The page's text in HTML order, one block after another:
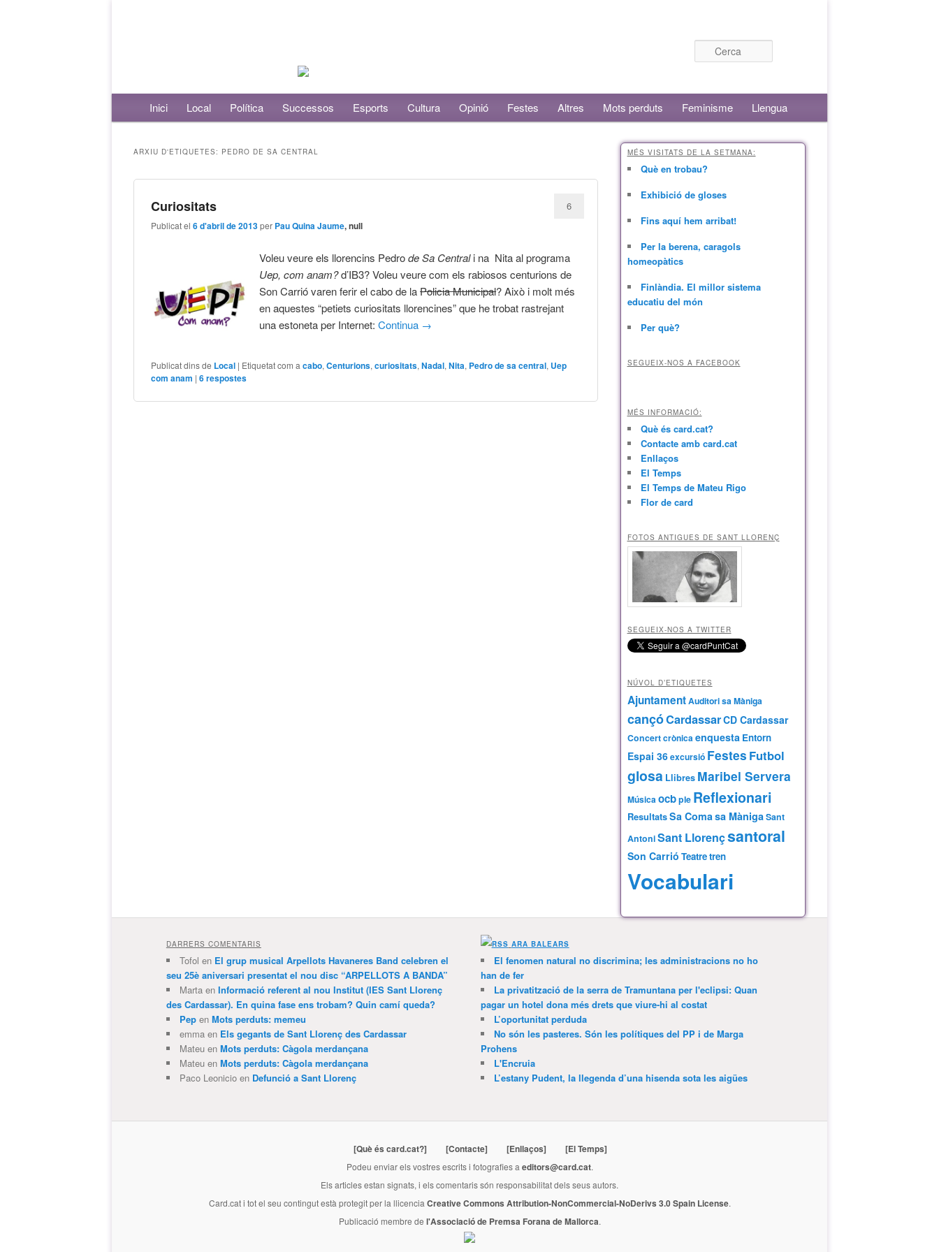
Menú principalAneu al contingut principal
Aneu al contingut secundari
Inici Local Política Successos Esports Cultura Opinió Festes Altres Mots perduts Feminisme Llengua
ARXIU D'ETIQUETES: PEDRO DE SA CENTRAL
Curiositats
Publicat el6 d'abril de 2013per Pau Quina Jaume, null
6
Voleu veure els llorencins Pedrode Sa Centrali na Nita al programa
Uep, com anam?d’IB3? Voleu veure com els rabiosos centurions de
Son Carrió varen ferir el cabo de laPolicia Municipal? Això i molt més
en aquestes “petiets curiositats llorencines” que he trobat rastrejant
una estoneta per Internet:Continua →
Publicat dins de Local | Etiquetat com a cabo,Centurions,curiositats,Nadal,Nita, Pedro de sa central, Uep
com anam |6respostes
MÉS VISITATS DE LA SETMANA:
Què en trobau?
Exhibició de gloses
Fins aquí hem arribat!
Per la berena, caragols
homeopàtics
Finlàndia. El millor sistema
educatiu del món
Per què?
SEGUEIX-NOS A FACEBOOK
MÉS INFORMACIÓ:
Què és card.cat?
Contacte amb card.cat
Enllaços
El Temps
El Temps de Mateu Rigo
Flor de card
FOTOS ANTIGUES DE SANT LLORENÇ
SEGUEIX-NOS A TWITTER
NÚVOL D’ETIQUETES
AjuntamentAuditori sa Màniga
cançóCardassarCD Cardassar
Concertcrònicaenquesta Entorn
Espai 36excursió Festes Futbol
glosa Llibres Maribel Servera
Músicaocbple Reflexionari
ResultatsSa Comasa MànigaSant
AntoniSant Llorençsantoral
Son Carrió Teatretren
Vocabulari
DARRERS COMENTARIS
Tofol en El grup musical Arpellots Havaneres Band celebren el
seu 25è aniversari presentat el nou disc “ARPELLOTS A BANDA”
Martaen Informació referent al nou Institut (IES Sant Llorenç
des Cardassar). En quina fase ens trobam? Quin camí queda?
Pepen Mots perduts: memeu
emmaen Els gegants de Sant Llorenç des Cardassar
Mateuen Mots perduts: Càgola merdançana
Mateuen Mots perduts: Càgola merdançana
Paco Leonicioen Defunció a Sant Llorenç
ARA BALEARS
El fenomen natural no discrimina; les administracions no ho
han de fer
La privatització de la serra de Tramuntana per l'eclipsi: Quan
pagar un hotel dona més drets que viure-hi al costat
L’oportunitat perduda
No són les pasteres. Són les polítiques del PP i de Marga
Prohens
L'Encruia
L’estany Pudent, la llegenda d’una hisenda sota les aigües
[Què és card.cat?] [Contacte] [Enllaços] [El Temps]
Podeu enviar els vostres escrits i fotografies a editors@card.cat.
Els articles estan signats, i els comentaris són responsabilitat dels seus autors.
Card.cati tot el seu contingut està protegit per la llicencia Creative Commons Attribution-NonCommercial-NoDerivs 3.0 Spain License.
Publicació membre de l'Associació de Premsa Forana de Mallorca.